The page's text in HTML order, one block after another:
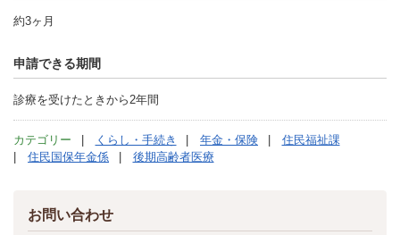
約3ヶ月
申請できる期間
診療を受けたときから2年間
カテゴリー くらし・手続き 年金・保険
住民福祉課
住民国保年金係
後期高齢者医療
お問い合わせ